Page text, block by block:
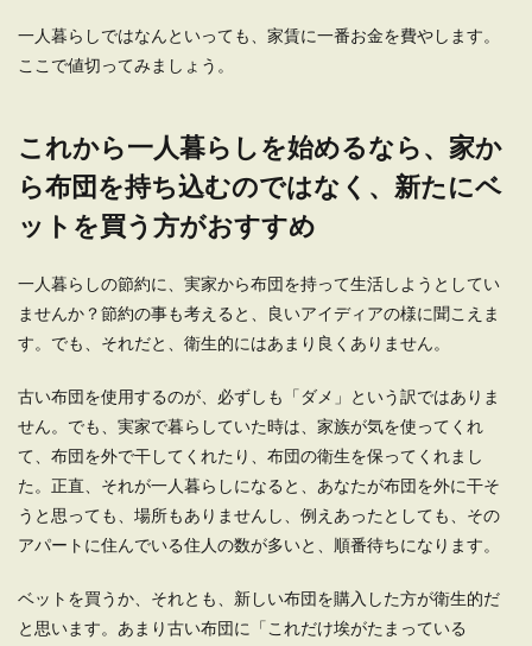
一人暮らしではなんといっても、家賃に一番お金を費やします。
ここで値切ってみましょう。
これから一人暮らしを始めるなら、家か
ら布団を持ち込むのではなく、新たにベ
ットを買う方がおすすめ
一人暮らしの節約に、実家から布団を持って生活しようとしてい
ませんか？節約の事も考えると、良いアイディアの様に聞こえま
す。でも、それだと、衛生的にはあまり良くありません。
古い布団を使用するのが、必ずしも「ダメ」という訳ではありま
せん。でも、実家で暮らしていた時は、家族が気を使ってくれ
て、布団を外で干してくれたり、布団の衛生を保ってくれまし
た。正直、それが一人暮らしになると、あなたが布団を外に干そ
うと思っても、場所もありませんし、例えあったとしても、その
アパートに住んでいる住人の数が多いと、順番待ちになります。
ベットを買うか、それとも、新しい布団を購入した方が衛生的だ
と思います。あまり古い布団に「これだけ埃がたまっている